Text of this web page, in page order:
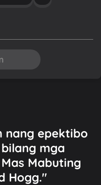
nang epektibo
mga
Mabuting
Hogg."